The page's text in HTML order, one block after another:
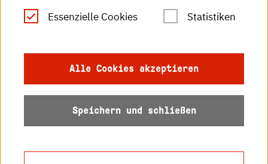
Leichte Sprache
Datenschutz
Barrierefreiheit
Essenzielle Cookies Statistiken
Alle Cookies akzeptieren
Speichern und schließen